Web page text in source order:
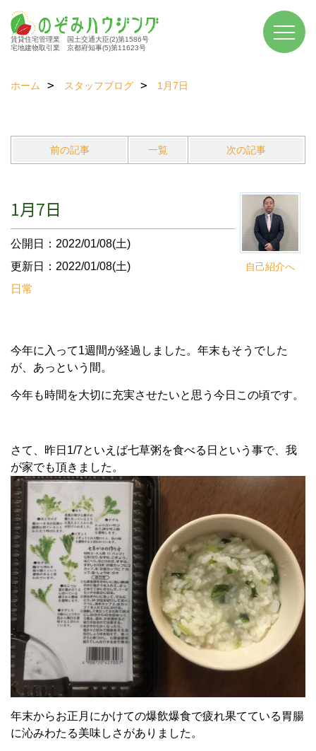
賃貸住宅管理業 国土交通大臣(2)第1586号
宅地建物取引業 京都府知事(5)第11623号
ホーム スタッフブログ 1月7日
前の記事 一覧 次の記事
自己紹介へ
1月7日
公開日：2022/01/08(土)
更新日：2022/01/08(土)
日常
今年に入って1週間が経過しました。年末もそうでした
が、あっという間。
今年も時間を大切に充実させたいと思う今日この頃です。
さて、昨日1/7といえば七草粥を食べる日という事で、我
が家でも頂きました。
年末からお正月にかけての爆飲爆食で疲れ果てている胃腸
に沁みわたる美味しさがありました。